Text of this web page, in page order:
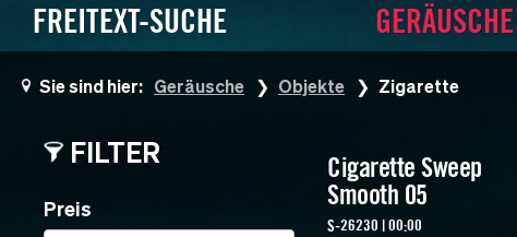
FREITEXT-SUCHE GERÄUSCHE
Sie sind hier: Geräusche Objekte Zigarette
FILTER
Preis
Cigarette Sweep
Smooth 05
S-26230 | 00:00